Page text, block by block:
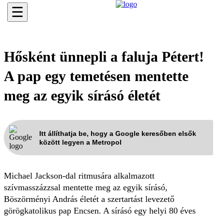
☰
Hősként ünnepli a faluja Pétert!
A pap egy temetésen mentette
meg az egyik sírásó életét
Itt állíthatja be, hogy a Google keresőben elsők
között legyen a Metropol
Michael Jackson-dal ritmusára alkalmazott
szívmasszázzsal mentette meg az egyik sírásó,
Böszörményi András életét a szertartást levezető
görögkatolikus pap Encsen. A sírásó egy helyi 80 éves